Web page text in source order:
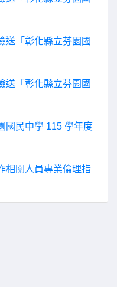
送「彰化縣立芬園國
送「彰化縣立芬園國
國民中學 115 學年度
相關人員專業倫理指